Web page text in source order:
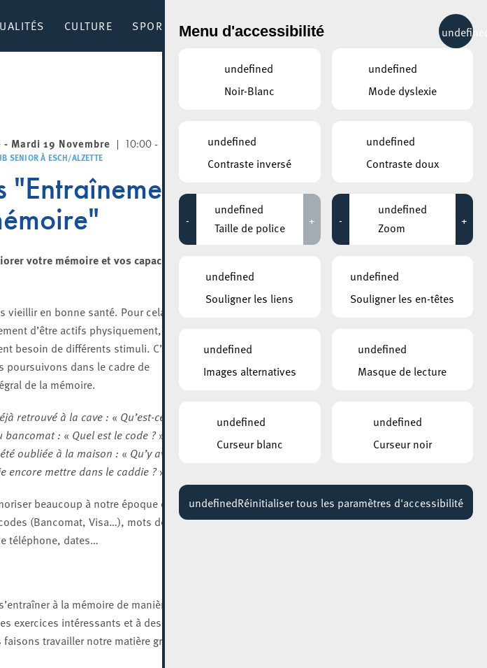
CULTURE SPORT & RÉCRÉATION MOBILITÉ
Mardi 19 Novembre 10:00 - 11:30
SENIOR À ESCH/ALZETTE
"Entraînement
votre mémoire et vos capacitées
vieillir en bonne santé. Pour cela, il
d’être actifs physiquement, le
besoin de différents stimuli. C’est
poursuivons dans le cadre de
de la mémoire.
retrouvé à la cave : « Qu’est-ce que
bancomat : « Quel est le code ?»
oubliée à la maison : « Qu’y avait-il
encore mettre dans le caddie ?»
beaucoup à notre époque où
(Bancomat, Visa…), mots de
téléphone, dates…
à la mémoire de manière
exercices intéressants et à des jeux
travailler notre matière grise
AUTRES ÉVÉNEMENTS
MOSAÏQUE CLUB – CLUB SENIOR À
Gym tonique
08:00 - 11:00
MOSAÏQUE CLUB – CLUB SENIOR À
Maison du Vélo
13:45 - 17:00
CENTRE DE MUSIQUES AMPLIFIÉES
18:00 - 20:00
23°C
Menu d'accessibilité
undefined
Noir-Blanc
undefined
Mode dyslexie
undefined
Contraste inversé
undefined
Contraste doux
-
undefined
Taille de police
+ -
undefined
Zoom
+
undefined
Souligner les liens
undefined
Souligner les en-têtes
undefined
Images alternatives
undefined
Masque de lecture
undefined
Curseur blanc
undefined
Curseur noir
undefinedRéinitialiser tous les paramètres d'accessibilité